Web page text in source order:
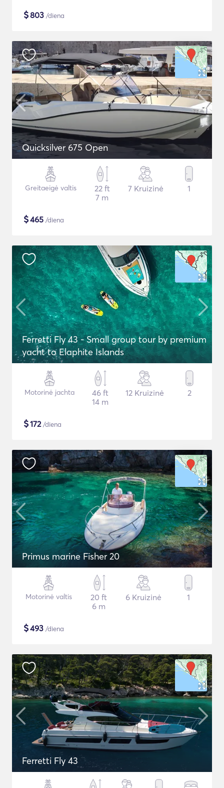
$803 /diena
Quicksilver 675 Open
Greitaeigė valtis
22 ft
7 m
7 Kruizinė 1
$465 /diena
Ferretti Fly 43 - Small group tour by premium
yacht to Elaphite Islands
Motorinė jachta
46 ft
14 m
12 Kruizinė 2
$172/diena
Primus marine Fisher 20
Motorinė valtis
20 ft
6 m
6 Kruizinė 1
$493 /diena
Ferretti Fly 43